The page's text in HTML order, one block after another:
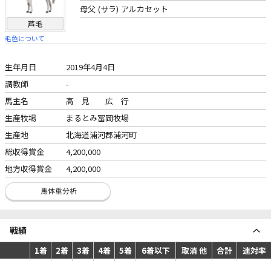
毛色について
母父 (サラ) アルカセット
生年月日
2019年4月4日
調教師
-
馬主名
高 見 広 行
生産牧場
まるとみ冨岡牧場
生産地
北海道浦河郡浦河町
総収得賞金
4,200,000
地方収得賞金
4,200,000
戦績
1着 2着 3着 4着 5着 6着以下 取消 他 合計
連対率